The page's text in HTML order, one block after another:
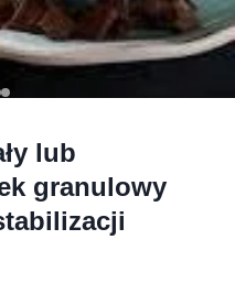
lub
granulowy